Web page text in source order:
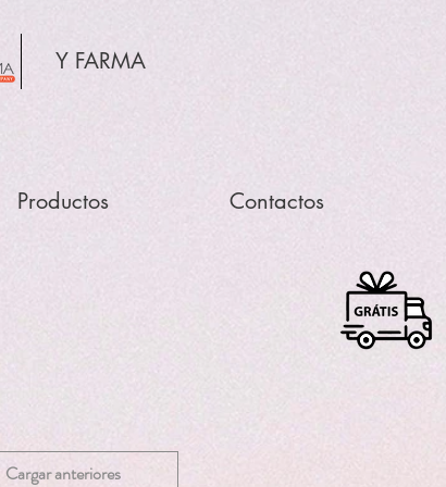
Y FARMA
Productos Contactos
Cargar anteriores